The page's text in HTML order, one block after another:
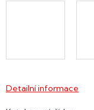
Detailní informace